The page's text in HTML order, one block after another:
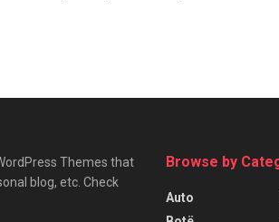
Themes that
blog, etc. Check
Browse by
Auto